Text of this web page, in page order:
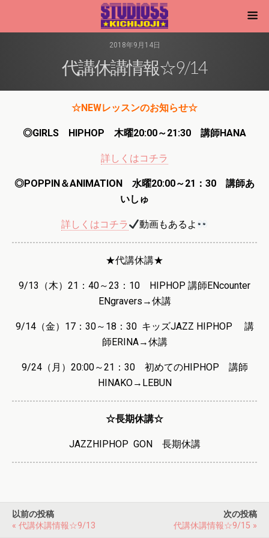
2018年9月14日
代講休講情報☆9/14
☆NEWレッスンのお知らせ☆
◎GIRLS HIPHOP 木曜20:00～21:30 講師HANA
詳しくはコチラ
◎POPPIN＆ANIMATION 水曜20:00～21：30 講師あ
いしゅ
詳しくはコチラ 動画もあるよ
★代講休講★
9/13（木） 21：40～23：10 HIPHOP 講師ENcounter
ENgravers→休講
9/14（金）17：30～18：30 キッズJAZZ HIPHOP 講
師ERINA→休講
9/24（月）20:00～21：30 初めてのHIPHOP 講師
HINAKO→LEBUN
☆長期休講☆
JAZZHIPHOP GON 長期休講
以前の投稿
« 代講休講情報☆9/13
次の投稿
代講休講情報☆9/15 »